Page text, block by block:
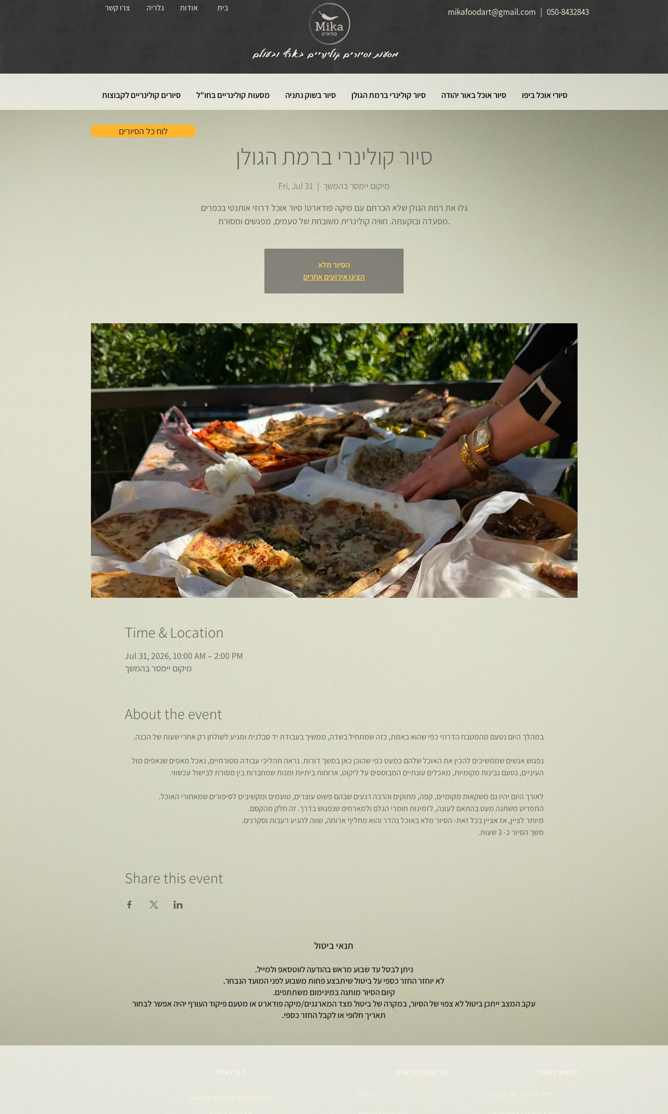
צרו קשר גלריה אודות בית 050-8432843
mikafoodart@gmail.com
מסעות וסיורים קולינריים בארץ ובעולם
סיורי אוכל ביפו סיור אוכל באור יהודה סיור קולינרי ברמת הגולן סיור בשוק נתניה מסעות קולינריים בחו"ל סיורים קולינריים לקבוצות
סיור קולינרי ברמת הגולן
Fri, Jul 31
  |
מיקום יימסר בהמשך
גלו את רמת הגולן שלא הכרתם עם מיקה פודארט! סיור אוכל דרוזי אותנטי בכפרים
מסעדה ובוקעתה. חוויה קולינרית משובחת של טעמים, מפגשים ומסורת.
הסיור מלא
הציגו אירועים אחרים
Time & Location
Jul 31, 2026, 10:00 AM – 2:00 PM
מיקום יימסר בהמשך
About the event
במהלך היום נטעם מהמטבח הדרוזי כפי שהוא באמת, כזה שמתחיל בשדה, ממשיך בעבודת יד סבלנית ומגיע לשולחן רק אחרי שעות של הכנה.
נפגוש אנשים שממשיכים להכין את האוכל שלהם כמעט כפי שהוכן כאן במשך דורות. נראה תהליכי עבודה מסורתיים, נאכל מאפים שנאפים מול
העיניים, נטעם גבינות מקומיות, מאכלים עונתיים המבוססים על ליקוט, ארוחות ביתיות ומנות שמחברות בין מסורת לבישול עכשווי.
לאורך היום יהיו גם משקאות מקומיים, קפה, מתוקים והרבה רגעים שבהם פשוט עוצרים, טועמים ומקשיבים לסיפורים שמאחורי האוכל.
התפריט משתנה מעט בהתאם לעונה, לזמינות חומרי הגלם ולמארחים שנפגוש בדרך. זה חלק מהקסם.
מיותר לציין, אז אציין בכל זאת- הסיור מלא באוכל נהדר והוא מחליף ארוחה, שווה להגיע רעבות וסקרנים.
משך הסיור כ- 3 שעות.
Share this event
לוח כל הסיורים
תנאי ביטול
ניתן לבטל עד שבוע מראש בהודעה לווטסאפ ולמייל.
לא יוחזר החזר כספי על ביטול שיתבצע פחות משבוע לפני המועד הנבחר.
קיום הסיור מותנה במינימום משתתפים.
עקב המצב ייתכן ביטול לא צפוי של הסיור, במקרה של ביטול מצד המארגנים/מיקה פודארט או מטעם פיקוד העורף יהיה אפשר לבחור
תאריך חלופי או לקבל החזר כספי.